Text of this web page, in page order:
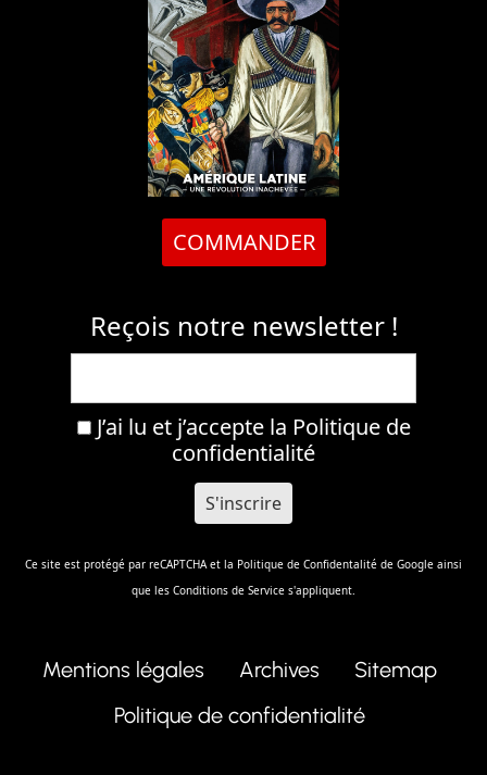
COMMANDER
Reçois notre newsletter !
J’ai lu et j’accepte la Politique de
confidentialité
Ce site est protégé par reCAPTCHA et la Politique de Confidentalité de Google ainsi
que les Conditions de Service s'appliquent.
Mentions légales Archives
Sitemap
Politique de confidentialité